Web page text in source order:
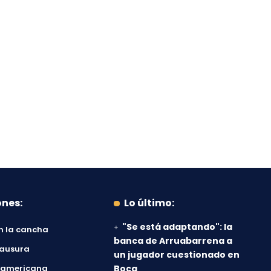
la cancha
Lo último:
"Se está adaptando": la
banca de Arruabarrena a
un jugador cuestionado en